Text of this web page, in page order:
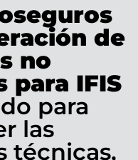
de
no
para IFIS
para
las
técnicas,